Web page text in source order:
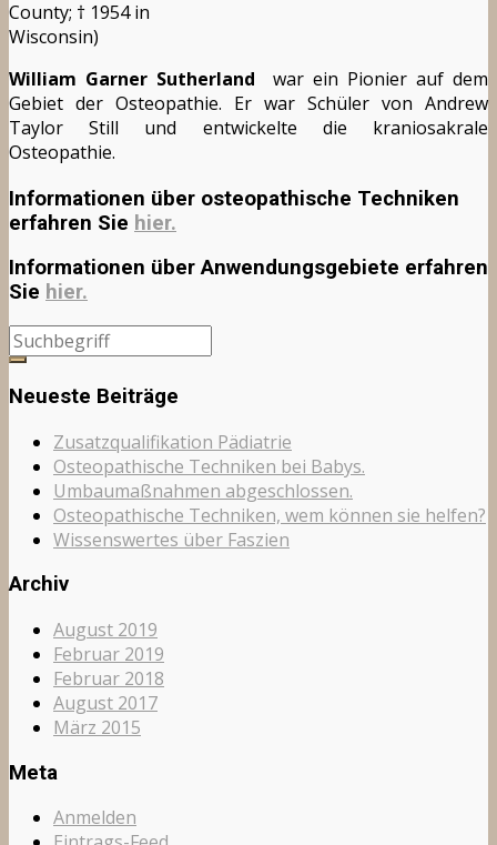
County; † 1954 in
Wisconsin)
William Garner Sutherland war ein Pionier auf dem
Gebiet der Osteopathie. Er war Schüler von Andrew
Taylor Still und entwickelte die kraniosakrale
Osteopathie.
Informationen über osteopathische Techniken
erfahren Sie hier.
Informationen über Anwendungsgebiete erfahren
Sie hier.
Neueste Beiträge
Zusatzqualifikation Pädiatrie
Osteopathische Techniken bei Babys.
Umbaumaßnahmen abgeschlossen.
Osteopathische Techniken, wem können sie helfen?
Wissenswertes über Faszien
Archiv
August 2019
Februar 2019
Februar 2018
August 2017
März 2015
Meta
Anmelden